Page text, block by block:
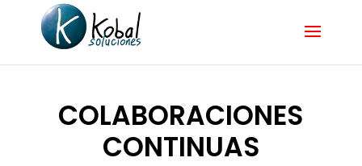
COLABORACIONES
CONTINUAS